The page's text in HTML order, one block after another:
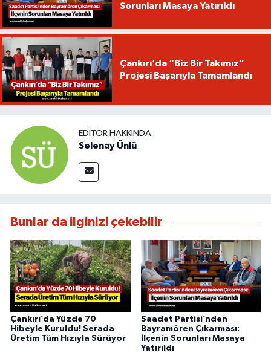
Sorunları Masaya Yatırıldı
Çankırı’da “Biz Bir Takımız”
Projesi Başarıyla Tamamlandı
EDITÖR HAKKINDA
Selenay Ünlü
Bunlar da ilginizi çekebilir
Çankırı’da Yüzde 70
Hibeyle Kuruldu! Serada
Üretim Tüm Hızıyla Sürüyor
Saadet Partisi’nden
Bayramören Çıkarması:
İlçenin Sorunları Masaya
Yatırıldı